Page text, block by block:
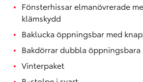
Fönsterhissar elmanövrerade
klämskydd
Baklucka öppningsbar med
Bakdörrar dubbla öppningsbara
Vinterpaket